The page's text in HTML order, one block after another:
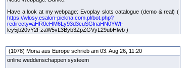
Have a look at my webpage: Evoplay slots catalogue (demo & real) (
https://wlosy.esalon-piekna.com.pl/bot.php?
redirecty=aHR0cHM6Ly93d3cuSGlnaHN0YWt-
lcy5jb20vY2FzaW5vL3Byb3ZpZGVyL29ubHlwb )
(1078) Mona aus Europe schrieb am 03. Aug 26, 11:20
online weddenschappen systeem